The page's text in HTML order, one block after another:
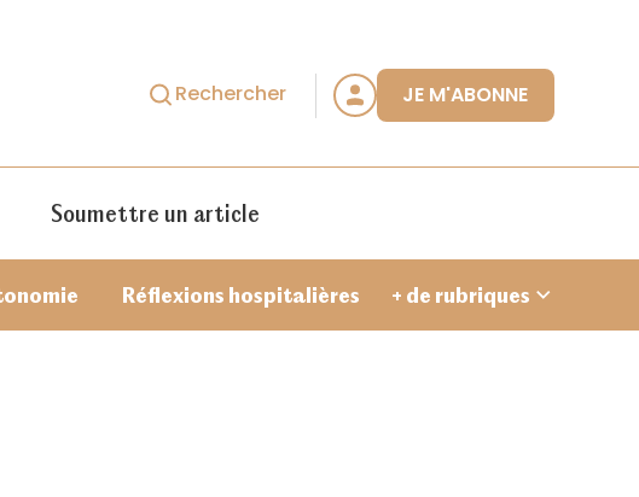
Rechercher JE M'ABONNE
Soumettre un article
Réflexions hospitalières + de rubriques